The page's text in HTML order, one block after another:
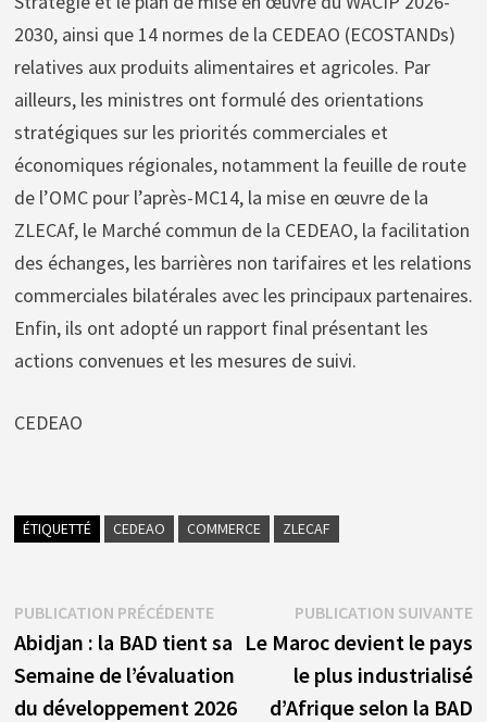
2030, ainsi que 14 normes de la CEDEAO (ECOSTANDs)
relatives aux produits alimentaires et agricoles. Par
ailleurs, les ministres ont formulé des orientations
stratégiques sur les priorités commerciales et
économiques régionales, notamment la feuille de route
de l’OMC pour l’après-MC14, la mise en œuvre de la
ZLECAf, le Marché commun de la CEDEAO, la facilitation
des échanges, les barrières non tarifaires et les relations
commerciales bilatérales avec les principaux partenaires.
Enfin, ils ont adopté un rapport final présentant les
actions convenues et les mesures de suivi.
CEDEAO
ÉTIQUETTÉ CEDEAO COMMERCE ZLECAF
Navigation
de
l’article
PUBLICATION PRÉCÉDENTEPublication
précédente :
Abidjan : la BAD tient sa
Semaine de l’évaluation
du développement 2026
PUBLICATION SUIVANTE
Le Maroc devient le pays
le plus industrialisé
d’Afrique selon la BAD